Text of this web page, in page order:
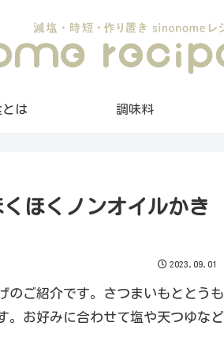
は 調味料
ほくノンオイルかき
2023.09.01
のご紹介です。さつまいもととうも
。お好みに合わせて塩や天つゆなど